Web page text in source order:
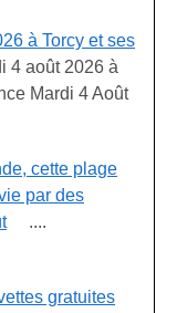
à Torcy et ses
4 août 2026 à
Mardi 4 Août
cette plage
par des
....
gratuites